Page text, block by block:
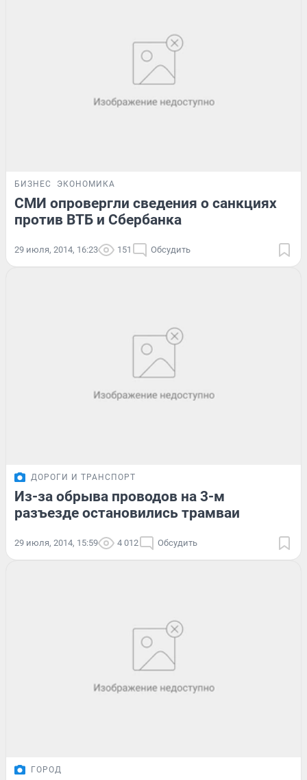
БИЗНЕС ЭКОНОМИКА
СМИ опровергли сведения о санкциях
против ВТБ и Сбербанка
29 июля, 2014, 16:23 151 Обсудить
ДОРОГИ И ТРАНСПОРТ
Из-за обрыва проводов на 3-м
разъезде остановились трамваи
29 июля, 2014, 15:59 4 012 Обсудить
ГОРОД